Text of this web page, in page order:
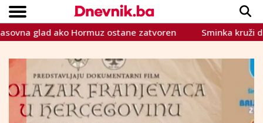
VIJESTI
SPORT
INTERVIEW
TEME
CRNA KRONIKA
LIFESTYLE
Copyright © Dnevnik.ba 2023.
ako Hormuz ostane zatvoren Sminka kruži